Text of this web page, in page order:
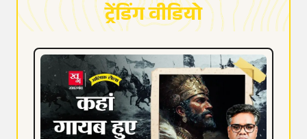
ट्रेंडिंग वीडियो